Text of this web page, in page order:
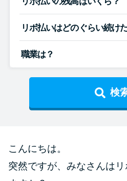
カードロー
最速！最短
リボ払いはどのぐらい続け
職業は？
検
こんにちは。
突然ですが、みなさんは